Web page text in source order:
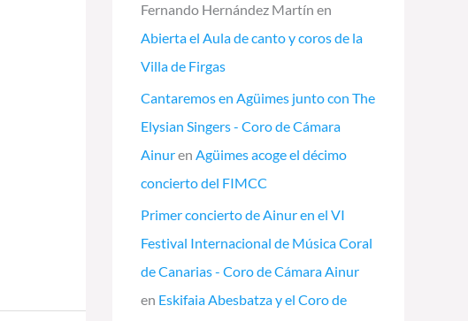
Fernando Hernández Martín en
Abierta el Aula de canto y coros de la
Villa de Firgas
Cantaremos en Agüimes junto con The
Elysian Singers - Coro de Cámara
Ainuren Agüimes acoge el décimo
concierto del FIMCC
Primer concierto de Ainur en el VI
Festival Internacional de Música Coral
de Canarias - Coro de Cámara Ainur
en Eskifaia Abesbatza y el Coro de